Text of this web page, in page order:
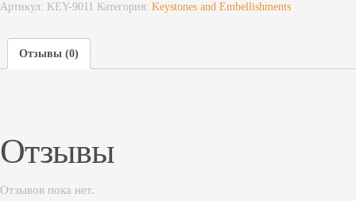
Артикул: KEY-9011 Категория: Keystones and Embellishments
Отзывы (0)
Отзывы
Отзывов пока нет.